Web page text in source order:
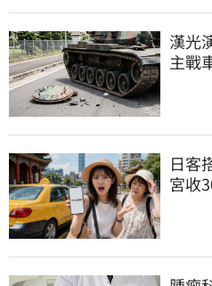
漢光
主戰
日客
宮收